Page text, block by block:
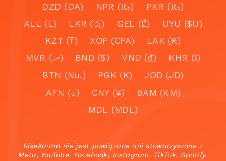
DZD (DA)
NPR (₨)
PKR (₨)
ALL (L)
LKR (රු) GEL (₾)
UYU ($U)
KZT (₸)
XOF (CFA)
LAK (₭)
MVR (.ރ)
BND ($) VND (₫)
KHR (៛)
BTN (Nu.)
PGK (K)
JOD (JD)
AFN (؋)
CNY (¥)
BAM (KM)
MDL (MDL)
RiseKarma nie jest powiązane ani stowarzyszone z
Meta, YouTube, Facebook, Instagram, TikTok, Spotify,